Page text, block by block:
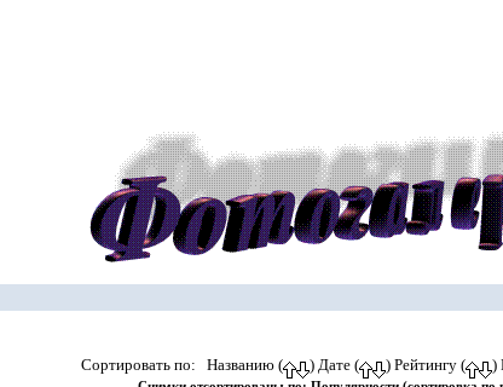
Сортировать по: Названию ( ) Дате ( ) Рейтингу ( )